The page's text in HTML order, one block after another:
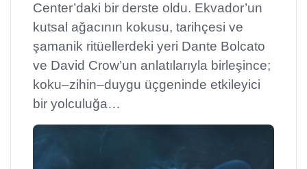
Center’daki bir derste oldu. Ekvador’un
kutsal ağacının kokusu, tarihçesi ve
şamanik ritüellerdeki yeri Dante Bolcato
ve David Crow’un anlatılarıyla birleşince;
koku–zihin–duygu üçgeninde etkileyici
bir yolculuğa…